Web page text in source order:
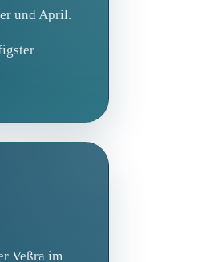
und April.
Veßra im